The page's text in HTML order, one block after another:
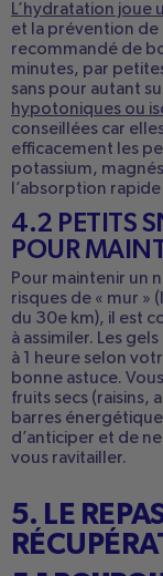
L’hydratation joue
et la prévention
recommandé de
minutes, par
sans pour autant
hypotoniques ou
conseillées car
efficacement les
potassium,
l’absorption rapide
4.2 PETITS
POUR
Pour maintenir un
risques de « mur »
du 30e km), il est
à assimiler. Les
à 1 heure selon
bonne astuce.
fruits secs (raisins,
barres
d’anticiper et de
vous ravitailler.
5. LE